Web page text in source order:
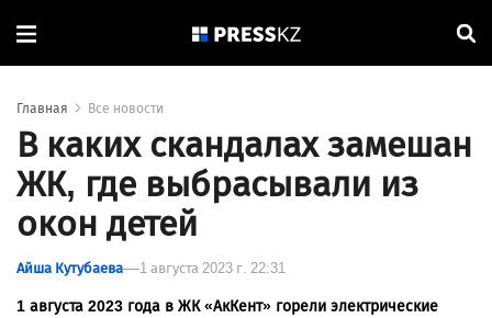
Главная Все новости
В каких скандалах замешан
ЖК, где выбрасывали из
окон детей
Айша Кутубаева 1 августа 2023 г. 22:31
1 августа 2023 года в ЖК «АкКент» горели электрические